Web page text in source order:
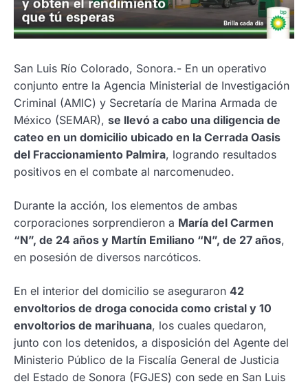
San Luis Río Colorado, Sonora.- En un operativo
conjunto entre la Agencia Ministerial de Investigación
Criminal (AMIC) y Secretaría de Marina Armada de
México (SEMAR), se llevó a cabo una diligencia de
cateo en un domicilio ubicado en la Cerrada Oasis
del Fraccionamiento Palmira, logrando resultados
positivos en el combate al narcomenudeo.
Durante la acción, los elementos de ambas
corporaciones sorprendieron a María del Carmen
“N”, de 24 años y Martín Emiliano “N”, de 27 años,
en posesión de diversos narcóticos.
En el interior del domicilio se aseguraron 42
envoltorios de droga conocida como cristal y 10
envoltorios de marihuana, los cuales quedaron,
junto con los detenidos, a disposición del Agente del
Ministerio Público de la Fiscalía General de Justicia
del Estado de Sonora (FGJES) con sede en San Luis